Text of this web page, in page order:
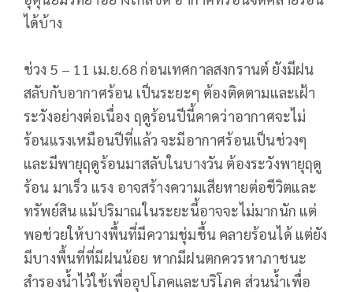
ได้บ้าง
ช่วง 5 – 11 เม.ย.68 ก่อนเทศกาลสงกรานต์ ยังมีฝน
สลับกับอากาศร้อน เป็นระยะๆ ต้องติดตามและเฝ้า
ระวังอย่างต่อเนื่อง ฤดูร้อนปีนี้คาดว่าอากาศจะไม่
ร้อนแรงเหมือนปีที่แล้ว จะมีอากาศร้อนเป็นช่วงๆ
และมีพายุฤดูร้อนมาสลับในบางวัน ต้องระวังพายุฤดู
ร้อน มาเร็ว แรง อาจสร้างความเสียหายต่อชีวิตและ
ทรัพย์สิน แม้ปริมาณในระยะนี้อาจจะไม่มากนัก แต่
พอช่วยให้บางพื้นที่มีความชุ่มชื้น คลายร้อนได้ แต่ยัง
มีบางพื้นที่ที่มีฝนน้อย หากมีฝนตกควรหาภาชนะ
สำรองน้ำไว้ใช้เพื่ออุปโภคและบริโภค ส่วนน้ำเพื่อ